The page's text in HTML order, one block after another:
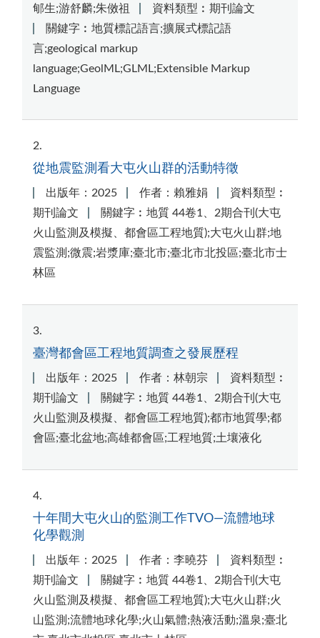
郇生;游舒麟;朱傚祖
資料類型︰期刊論文
關鍵字︰地質標記語言;擴展式標記語
言;geological markup
language;GeolML;GLML;Extensible Markup
Language
2
從地震監測看大屯火山群的活動特徵
出版年：2025 作者：賴雅娟
資料類型︰
期刊論文
關鍵字︰地質 44卷1、2期合刊(大屯
火山監測及模擬、都會區工程地質);大屯火山群;地
震監測;微震;岩漿庫;臺北市;臺北市北投區;臺北市士
林區
3
臺灣都會區工程地質調查之發展歷程
出版年：2025 作者：林朝宗
資料類型︰
期刊論文
關鍵字︰地質 44卷1、2期合刊(大屯
火山監測及模擬、都會區工程地質);都市地質學;都
會區;臺北盆地;高雄都會區;工程地質;土壤液化
4
十年間大屯火山的監測工作TVO—流體地球
化學觀測
出版年：2025 作者：李曉芬
資料類型︰
期刊論文
關鍵字︰地質 44卷1、2期合刊(大屯
火山監測及模擬、都會區工程地質);大屯火山群;火
山監測;流體地球化學;火山氣體;熱液活動;溫泉;臺北